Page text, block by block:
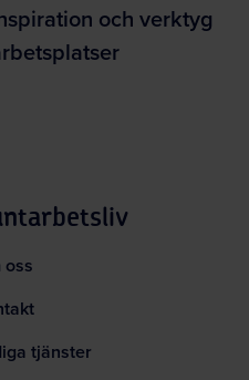
och verktyg
oss
tjänster